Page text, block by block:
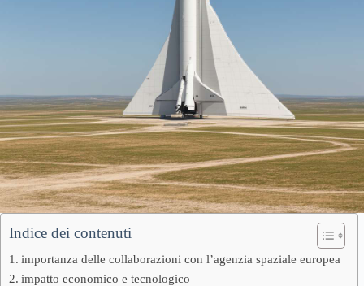
Indice dei contenuti
importanza delle collaborazioni con l’agenzia spaziale europea
impatto economico e tecnologico